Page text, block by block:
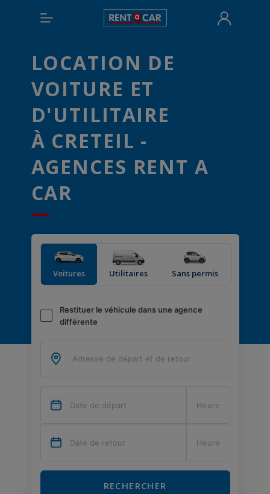
LOCATION DE
VOITURE ET
D'UTILITAIRE
À CRETEIL -
AGENCES RENT A
CAR
Voitures Utilitaires Sans permis
Restituer le véhicule dans une agence
différente
RECHERCHER